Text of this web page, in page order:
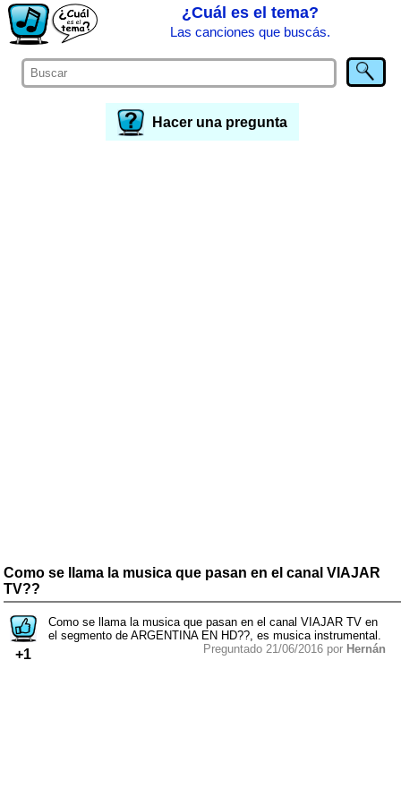
¿Cuál es el tema?
Las canciones que buscás.
Hacer una pregunta
Como se llama la musica que pasan en el canal VIAJAR
TV??
+1
Como se llama la musica que pasan en el canal VIAJAR TV en
el segmento de ARGENTINA EN HD??, es musica instrumental.
Preguntado 21/06/2016 por Hernán